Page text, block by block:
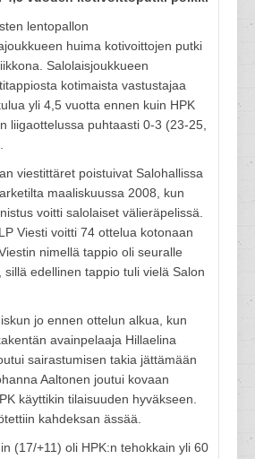
lentopallon
huima kotivoittojen putki
Salolaisjoukkueen
kotimaista vastustajaa
yli 4,5 vuotta ennen kuin HPK
liigaottelussa puhtaasti 0-3 (23-25,
viestittäret poistuivat Salohallissa
maaliskuussa 2008, kun
voitti salolaiset välieräpelissä.
Viesti voitti 74 ottelua kotonaan
nimellä tappio oli seuralle
sillä edellinen tappio tuli vielä Salon
jo ennen ottelun alkua, kun
avainpelaaja Hillaelina
sairastumisen takia jättämään
Aaltonen joutui kovaan
käyttikin tilaisuuden hyväkseen.
kahdeksan ässää.
(17/+11) oli HPK:n tehokkain yli 60